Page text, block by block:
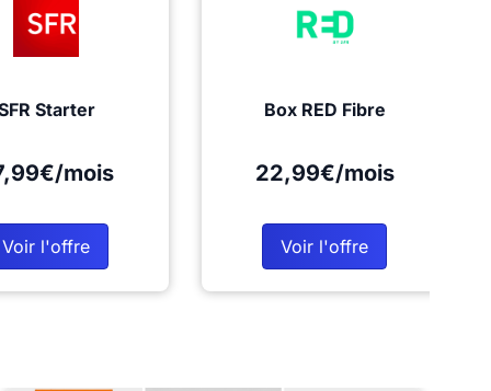
Starter
mois
Voir l'offre
Box RED Fibre
22,99€/mois
Voir l'offre